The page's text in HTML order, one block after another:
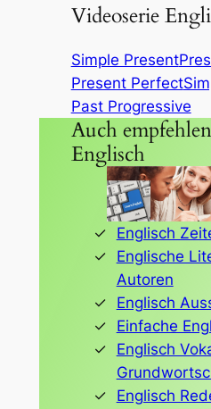
Videoserie
Simple Present
Present Perfect
Past Progressive
Auch
Englisch
Englisch
Englische
Autoren
Englisch
Einfache
Englisch
Englisch